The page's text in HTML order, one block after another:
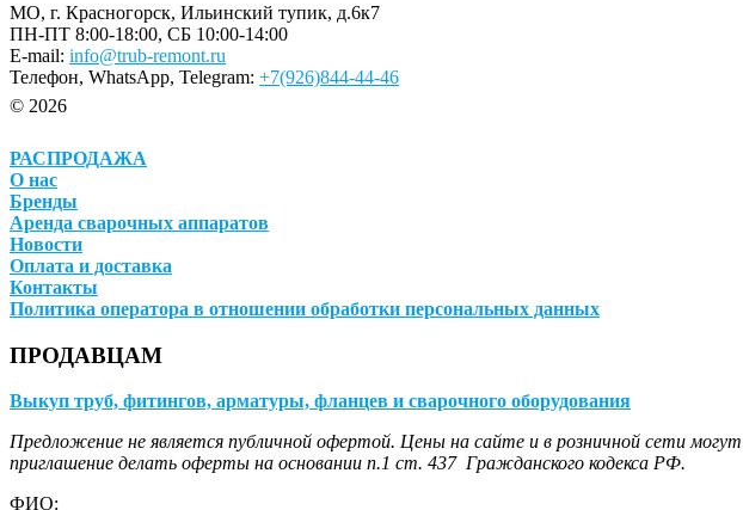
МО, г. Красногорск, Ильинский тупик, д.6к7
ПН-ПТ 8:00-18:00, СБ 10:00-14:00
E-mail: info@trub-remont.ru
Телефон, WhatsApp, Telegram: +7(926)844-44-46
© 2026
РАСПРОДАЖА
О нас
Бренды
Аренда сварочных аппаратов
Новости
Оплата и доставка
Контакты
Политика оператора в отношении обработки персональных данных
ПРОДАВЦАМ
Выкуп труб, фитингов, арматуры, фланцев и сварочного оборудования
Предложение не является публичной офертой. Цены на сайте и в розничной сети
приглашение делать оферты на основании п.1 ст. 437 Гражданского кодекса РФ.
ФИО: